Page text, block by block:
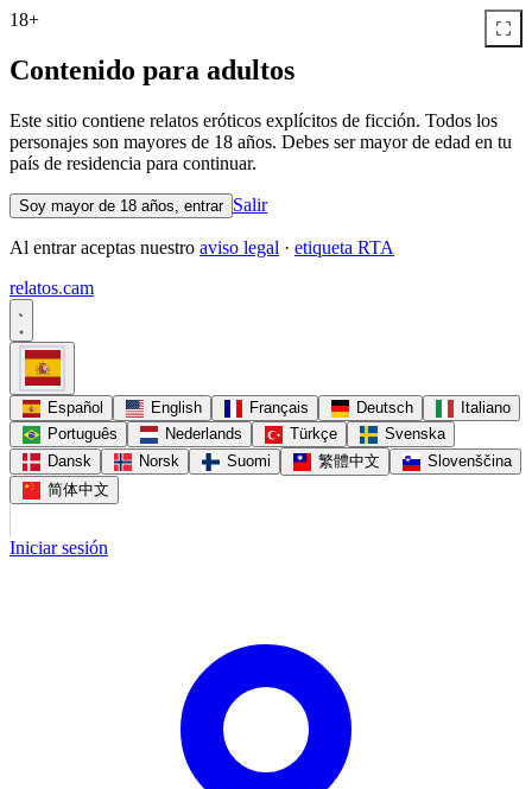
18+
Contenido para adultos
Este sitio contiene relatos eróticos explícitos de ficción. Todos los
personajes son mayores de 18 años. Debes ser mayor de edad en tu
país de residencia para continuar.
Soy mayor de 18 años, entrar Salir
Al entrar aceptas nuestro aviso legal · etiqueta RTA
relatos.cam
Español English Français Deutsch
Italiano
Português
Nederlands Türkçe
Svenska
Dansk
Norsk Suomi 繁體中文
Slovenščina
简体中文
Iniciar sesión